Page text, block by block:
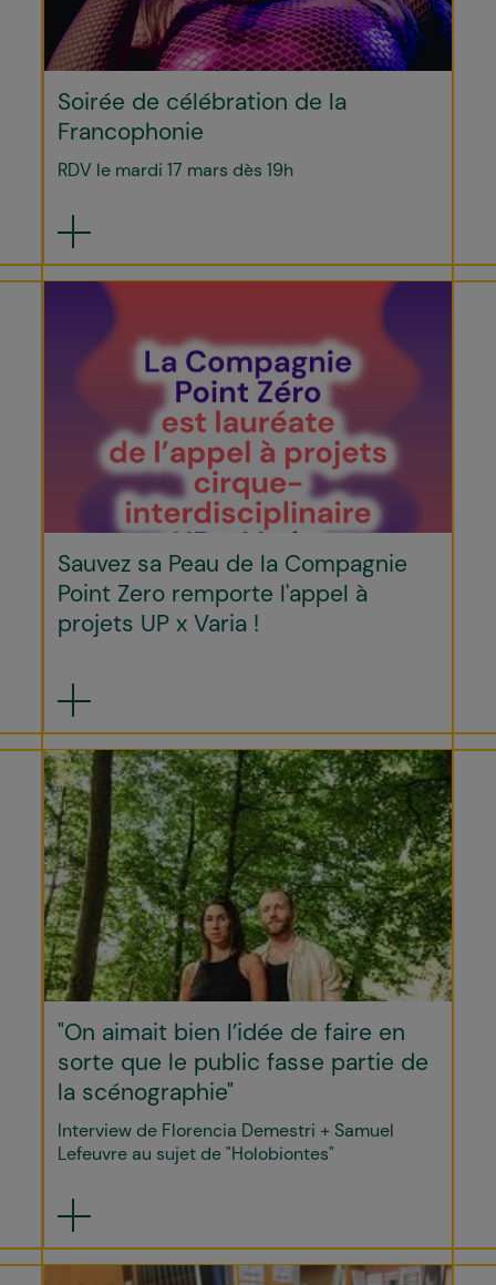
Soirée de célébration de la
Francophonie
RDV le mardi 17 mars dès 19h
Sauvez sa Peau de la Compagnie
Point Zero remporte l'appel à
projets UP x Varia !
"On aimait bien l’idée de faire en
sorte que le public fasse partie de
la scénographie"
Interview de Florencia Demestri + Samuel
Lefeuvre au sujet de "Holobiontes"